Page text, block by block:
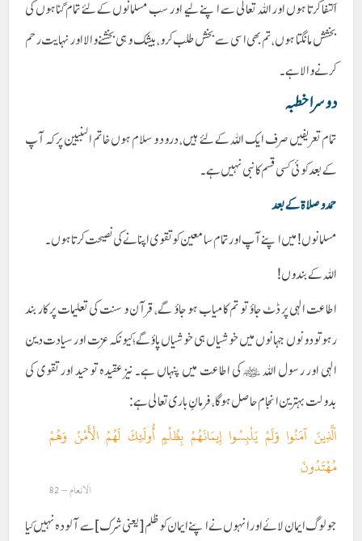
اکتفا کرتا ہوں اور اللہ تعالی سے اپنے لیے اور سب مسلمانوں کے لئے تمام گناہوں کی
بخشش مانگتا ہوں، تم بھی اسی سے بخش طلب کرو، بیشک وہی بخشنے والا اور نہایت رحم
کرنے والا ہے۔
دوسرا خطبہ
تمام تعریفیں صرف ایک اللہ کے لئے ہیں، درود و سلام ہوں خاتم النبیین پر کہ آپ
کے بعد کوئی کسی قسم کا نبی نہیں ہے۔
حمد و صلاۃ کے بعد
مسلمانوں! میں اپنے آپ اور تمام سامعین کو تقوی اپنانے کی نصیحت کرتا ہوں۔
اللہ کے بندوں!
اطاعت الہی پر ڈٹ جاؤ تو تم کامیاب ہو جاؤ گے، قرآن و سنت کی تعلیمات پر کار بند
رہو تو دونوں جہانوں میں خوشیاں ہی خوشیاں پاؤ گے؛ کیونکہ عزت اور سیادت دین
الہی اور رسول اللہ ﷺ کی اطاعت میں پنہاں ہے۔ نیز عقیدہ توحید اور تقوی کی
بدولت بہترین انجام حاصل ہو گا، فرمانِ باری تعالی ہے:
اَلَّذِينَ آمَنُوا وَلَمْ يَلْبِسُوا إِيمَانَهُمْ بِظُلْمٍ أُولَئِكَ لَهُمُ الْأَمْنُ وَهُمْ
مُهْتَدُونَ
الانعام – 82
جو لوگ ایمان لائے اور انہوں نے اپنے ایمان کو ظلم [یعنی شرک] سے آلودہ نہیں کیا